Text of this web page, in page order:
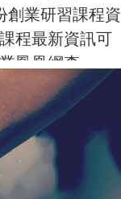
創業研習課程資
程最新資訊可
鳳凰網查
更多